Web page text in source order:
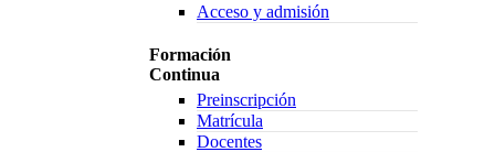
Acceso y admisión
Formación
Continua
Preinscripción
Matrícula
Docentes